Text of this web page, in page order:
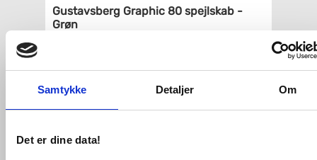
Samtykke Detaljer Om
Det er dine data!
Gustavsberg Graphic 80 spejlskab -
Grøn
Designet er baseret på grafiske former
og mål, der gentager sig.
For eksempel har tre vægskabe
hvilket gør det endnu nemmere at